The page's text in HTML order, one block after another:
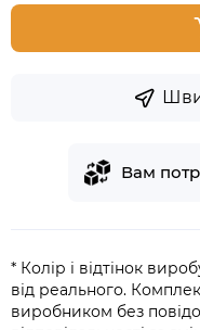
Вам
* Колір і відтінок
від реального.
виробником без